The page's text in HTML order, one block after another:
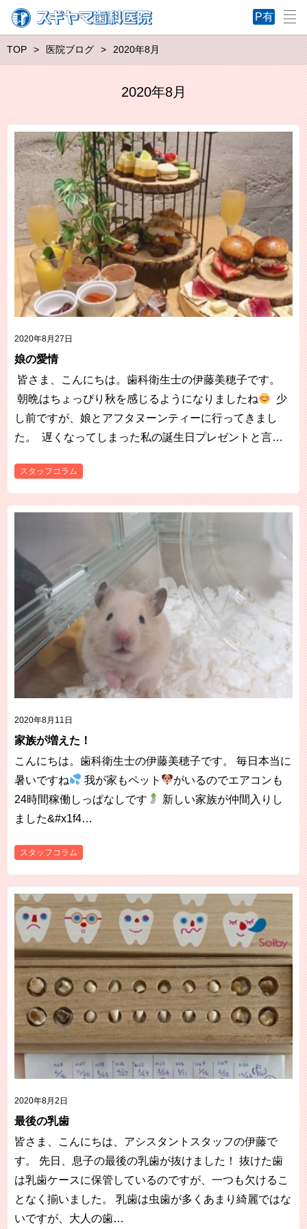
TOP 医院ブログ 2020年8月
2020年8月
2020年8月27日
娘の愛情
皆さま、こんにちは。歯科衛生士の伊藤美穂子です。
朝晩はちょっぴり秋を感じるようになりましたね
少
し前ですが、娘とアフタヌーンティーに行ってきまし
た。 遅くなってしまった私の誕生日プレゼントと言…
スタッフコラム
2020年8月11日
家族が増えた！
こんにちは。歯科衛生士の伊藤美穂子です。 毎日本当に
暑いですね
我が家もペット
がいるのでエアコンも
24時間稼働しっぱなしです
新しい家族が仲間入りし
ました&#x1f4…
スタッフコラム
2020年8月2日
最後の乳歯
皆さま、こんにちは、アシスタントスタッフの伊藤で
す。 先日、息子の最後の乳歯が抜けました！ 抜けた歯
は乳歯ケースに保管しているのですが、一つも欠けるこ
となく揃いました。 乳歯は虫歯が多くあまり綺麗ではな
いですが、大人の歯…